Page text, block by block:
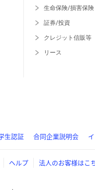
生命保険/損害保険
証券/投資
クレジット信販等
リース
生認証 合同企業説明会
ヘルプ 法人のお客様はこ